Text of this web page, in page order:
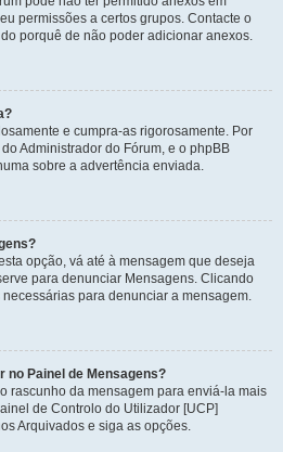
permissões a certos grupos. Contacte o
porquê de não poder adicionar anexos.
e cumpra-as rigorosamente. Por
Administrador do Fórum, e o phpBB
sobre a advertência enviada.
opção, vá até à mensagem que deseja
para denunciar Mensagens. Clicando
para denunciar a mensagem.
no Painel de Mensagens?
rascunho da mensagem para enviá-la mais
de Controlo do Utilizador [UCP]
Arquivados e siga as opções.